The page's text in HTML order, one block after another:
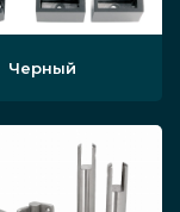
Черный